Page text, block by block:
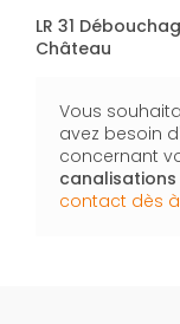
LR 31
Château
Vous
avez besoin
concernant
canalisations
contact dès